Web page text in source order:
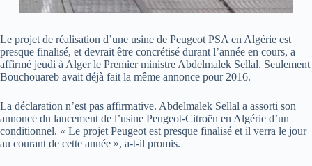
Le projet de réalisation d’une usine de Peugeot PSA en Algérie est
presque finalisé, et devrait être concrétisé durant l’année en cours, a
affirmé jeudi à Alger le Premier ministre Abdelmalek Sellal. Seulement
Bouchouareb avait déjà fait la même annonce pour 2016.
La déclaration n’est pas affirmative. Abdelmalek Sellal a assorti son
annonce du lancement de l’usine Peugeot-Citroën en Algérie d’un
conditionnel. « Le projet Peugeot est presque finalisé et il verra le jour
au courant de cette année », a-t-il promis.